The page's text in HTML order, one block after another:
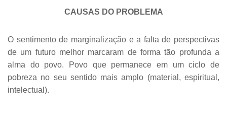
CAUSAS DO PROBLEMA
O sentimento de marginalização e a falta de perspectivas
de um futuro melhor marcaram de forma tão profunda a
alma do povo. Povo que permanece em um ciclo de
pobreza no seu sentido mais amplo (material, espiritual,
intelectual).